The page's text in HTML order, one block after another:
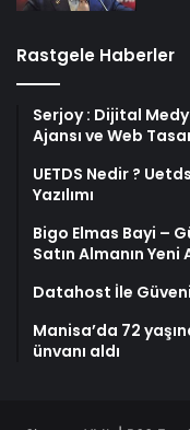
Rastgele Haberler
Serjoy : Dijital
Ajansı ve Web
UETDS Nedir ?
Yazılımı
Bigo Elmas Bayi –
Satın Almanın Yeni
Datahost İle
Manisa’da 72
ünvanı aldı